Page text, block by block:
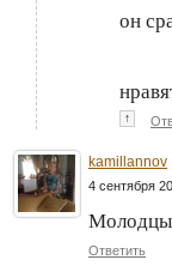
он
↑
kamillannov
4 сентября
Ответить